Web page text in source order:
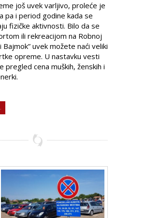
još uvek varljivo, proleće je
pa i period godine kada se
fizičke aktivnosti. Bilo da se
ili rekreacijom na Robnoj
Bajmok” uvek možete naći veliki
opreme. U nastavku vesti
pregled cena muških, ženskih i